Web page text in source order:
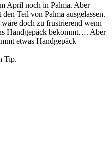
April noch in Palma. Aber
Teil von Palma ausgelassen.
doch zu frustrierend wenn
Handgepäck bekommt…. Aber
etwas Handgepäck
Tip.